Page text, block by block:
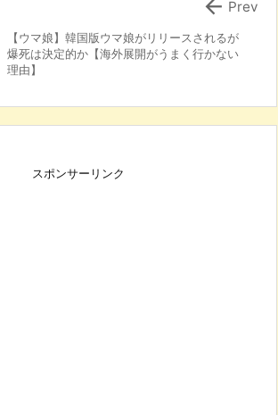
【ウマ娘】韓国版ウマ娘がリリースされるが
爆死は決定的か【海外展開がうまく行かない
理由】
 Prev
スポンサーリンク